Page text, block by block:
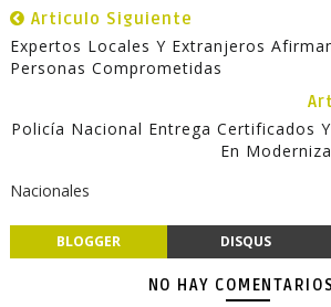
Articulo Siguiente
Expertos Locales Y Extranjeros
Personas Comprometidas
Policía Nacional Entrega Certificados
En
Nacionales
BLOGGER DISQUS
NO HAY